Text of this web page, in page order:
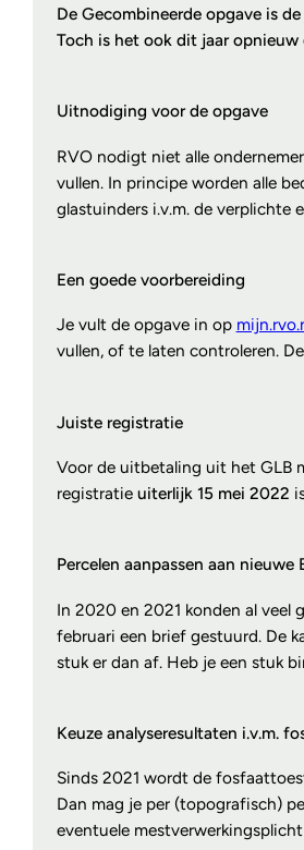
De Gecombineerde opgave is
Toch is het ook dit jaar
Uitnodiging voor de opgave
RVO nodigt niet alle
vullen. In principe worden alle
glastuinders i.v.m. de verplichte
Een goede voorbereiding
Je vult de opgave in op
vullen, of te laten controleren.
Juiste registratie
Voor de uitbetaling uit het GLB
registratie uiterlijk 15 mei 2022
Percelen aanpassen aan nieuwe
In 2020 en 2021 konden al veel
februari een brief gestuurd. De
stuk er dan af. Heb je een stuk
Keuze analyseresultaten i.v.m.
Sinds 2021 wordt de
Dan mag je per (topografisch)
eventuele